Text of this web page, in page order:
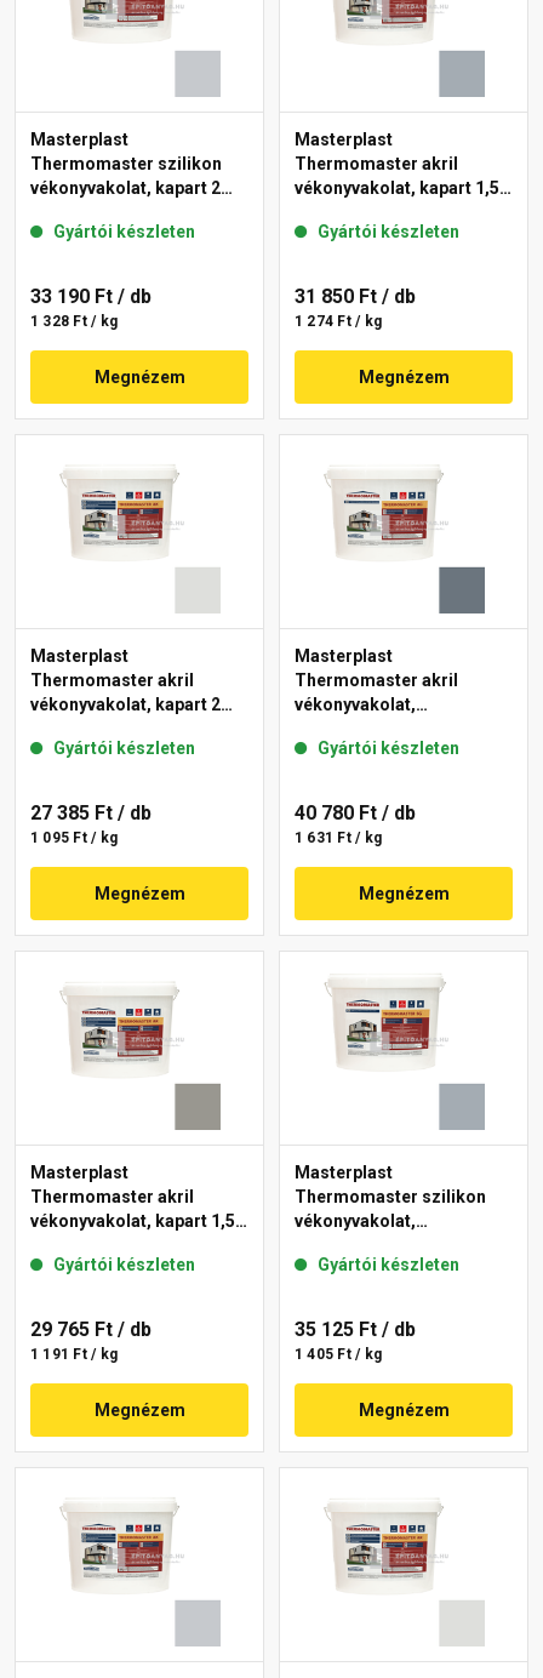
Masterplast
Thermomaster szilikon
vékonyvakolat, kapart 2
Gyártói készleten
33 190 Ft / db
1 328 Ft / kg
Megnézem
Masterplast
Thermomaster akril
vékonyvakolat, kapart 1,5
Gyártói készleten
31 850 Ft / db
1 274 Ft / kg
Megnézem
Masterplast
Thermomaster akril
vékonyvakolat, kapart 2
Gyártói készleten
27 385 Ft / db
1 095 Ft / kg
Megnézem
Masterplast
Thermomaster akril
vékonyvakolat,
50-C 25 kg
Gyártói készleten
40 780 Ft / db
1 631 Ft / kg
Megnézem
Masterplast
Thermomaster akril
vékonyvakolat, kapart 1,5
Gyártói készleten
29 765 Ft / db
1 191 Ft / kg
Megnézem
Masterplast
Thermomaster szilikon
vékonyvakolat,
50-E 25 kg
Gyártói készleten
35 125 Ft / db
1 405 Ft / kg
Megnézem